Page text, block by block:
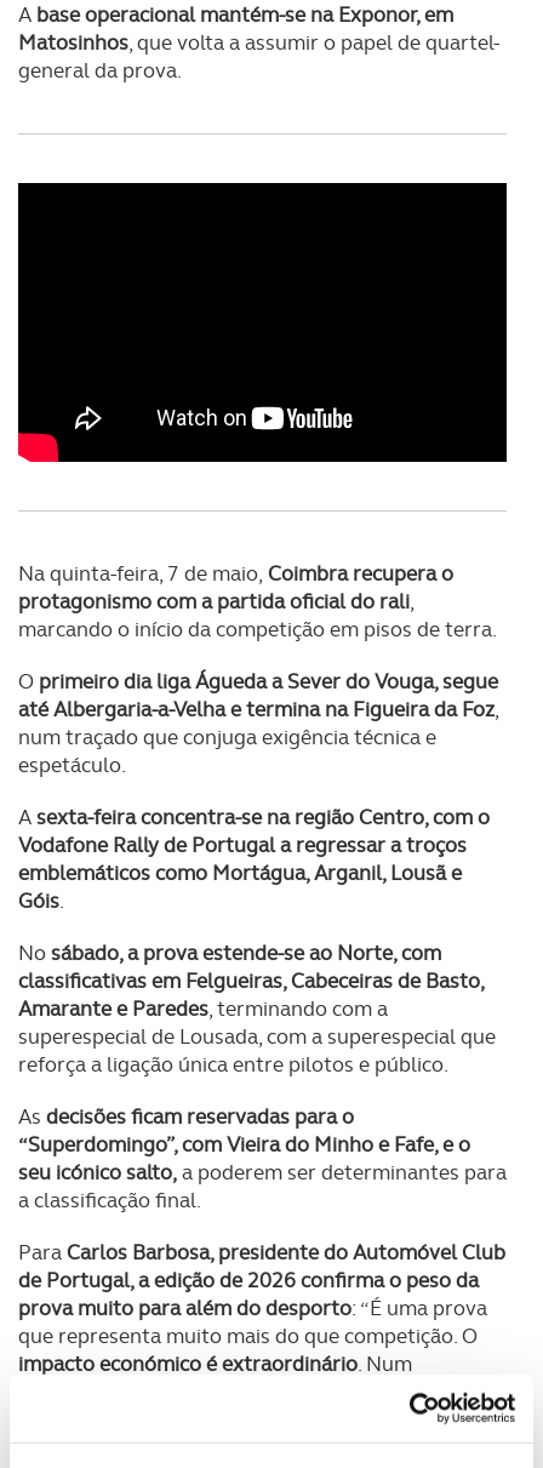
A base operacional mantém-se na Exponor, em
Matosinhos, que volta a assumir o papel de quartel-
general da prova.
Na quinta-feira, 7 de maio, Coimbra recupera o
protagonismo com a partida oficial do rali,
marcando o início da competição em pisos de terra.
O primeiro dia liga Águeda a Sever do Vouga, segue
até Albergaria-a-Velha e termina na Figueira da Foz,
num traçado que conjuga exigência técnica e
espetáculo.
Asexta-feira concentra-se na região Centro, com o
Vodafone Rally de Portugal a regressar a troços
emblemáticos como Mortágua, Arganil, Lousã e
Góis.
Nosábado, a prova estende-se ao Norte, com
classificativas em Felgueiras, Cabeceiras de Basto,
Amarante e Paredes, terminando com a
superespecial de Lousada, com a superespecial que
reforça a ligação única entre pilotos e público.
As decisões ficam reservadas para o
“Superdomingo”, com Vieira do Minho e Fafe, e o
seu icónico salto,a poderem ser determinantes para
a classificação final.
ParaCarlos Barbosa, presidente do Automóvel Club
de Portugal, a edição de 2026 confirma o peso da
prova muito para além do desporto: “É uma prova
que representa muito mais do que competição. O
impacto económico é extraordinário. Num
é motivo de
orgulho ver Portugal manter-se entre as provas